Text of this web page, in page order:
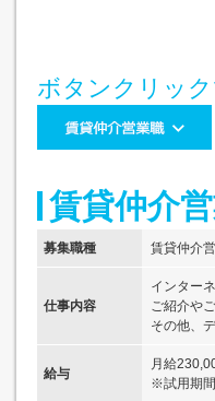
ボタンクリッ
賃貸仲介
募集職種 賃貸仲介
仕事内容
インター
ご紹介や
その他、
給与
月給
※試用期